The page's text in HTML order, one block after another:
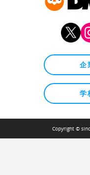
企
学
Copyright ©